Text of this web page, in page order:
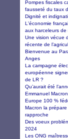
Pompes fiscales
fausseté du taux
Dignité et
L'économie
aux harceleurs de
Une vision vécue
récente de
Bienvenue au
Anges
La campagne
européenne
de LR ?
Qu’aurait été
Emmanuel
Europe 100 %
Macron la
rapproche
Des voeux
2024
Les ONG